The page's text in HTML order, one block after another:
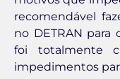
recomendável
no DETRAN para
foi totalmente
impedimentos